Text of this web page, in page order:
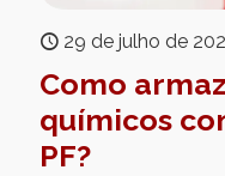
29 de julho de
Como
químicos
PF?